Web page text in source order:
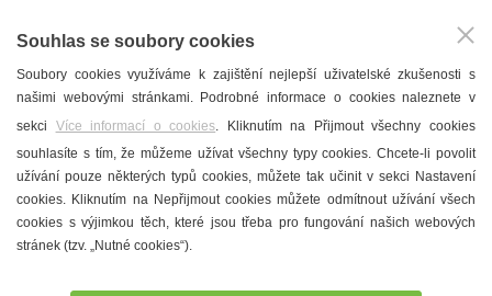
T. G. Masaryk
Mandloně
Ubytování
Restaurace
Městské muzeum a galerie
Denní meníčka
Souhlas se soubory cookies
Soubory cookies využíváme k zajištění nejlepší uživatelské zkušenosti s
našimi webovými stránkami. Podrobné informace o cookies naleznete v
sekci Více informací o cookies. Kliknutím na Přijmout všechny cookies
souhlasíte s tím, že můžeme užívat všechny typy cookies. Chcete-li povolit
užívání pouze některých typů cookies, můžete tak učinit v sekci Nastavení
cookies. Kliknutím na Nepřijmout cookies můžete odmítnout užívání všech
cookies s výjimkou těch, které jsou třeba pro fungování našich webových
stránek (tzv. „Nutné cookies“).